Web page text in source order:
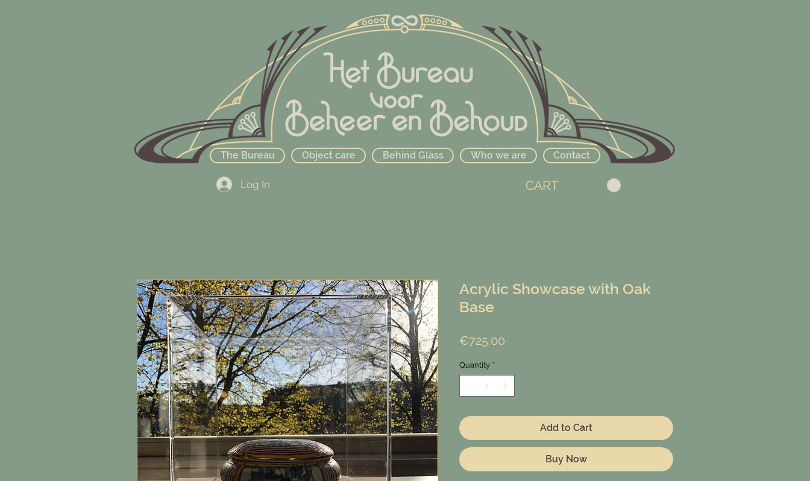
The Bureau Object care Behind Glass Who we are Contact
Log In CART
Acrylic Showcase with Oak
Base
€725.00
Quantity *
Add to Cart
Buy Now